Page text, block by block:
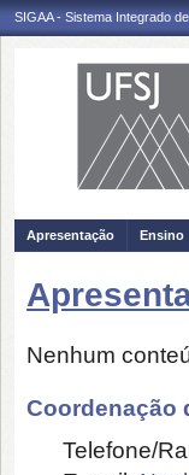
SIGAA - Sistema Integrado
Apresentação Ensino
Nenhum
Coordenação
Telefone/